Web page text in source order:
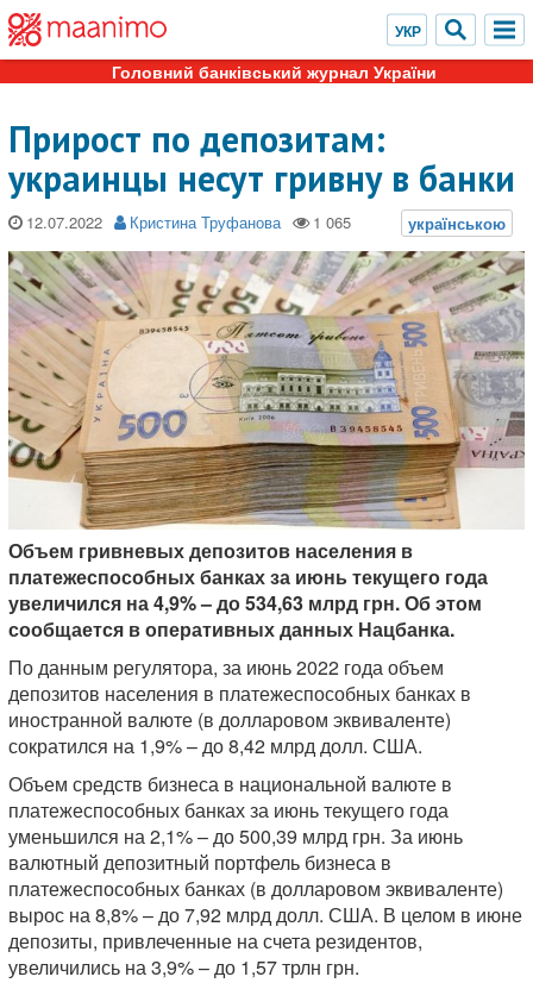
Головний банківський журнал України
Прирост по депозитам:
украинцы несут гривну в банки
12.07.2022 Кристина Труфанова
Объем гривневых депозитов населения в
платежеспособных банках за июнь текущего года
увеличился на 4,9% – до 534,63 млрд грн. Об этом
сообщается в оперативных данных Нацбанка.
По данным регулятора, за июнь 2022 года объем
депозитов населения в платежеспособных банках в
иностранной валюте (в долларовом эквиваленте)
сократился на 1,9% – до 8,42 млрд долл. США.
Объем средств бизнеса в национальной валюте в
платежеспособных банках за июнь текущего года
уменьшился на 2,1% – до 500,39 млрд грн. За июнь
валютный депозитный портфель бизнеса в
платежеспособных банках (в долларовом эквиваленте)
вырос на 8,8% – до 7,92 млрд долл. США. В целом в июне
депозиты, привлеченные на счета резидентов,
увеличились на 3,9% – до 1,57 трлн грн.